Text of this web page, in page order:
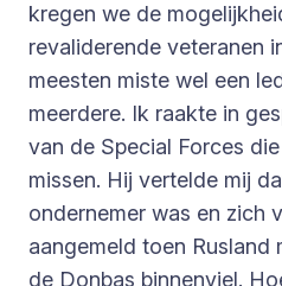
kregen we de
revaliderende veteranen
meesten miste wel een
meerdere. Ik raakte in
van de Special Forces
missen. Hij vertelde mij
ondernemer was en zich
aangemeld toen Rusland
de Donbas binnenviel.